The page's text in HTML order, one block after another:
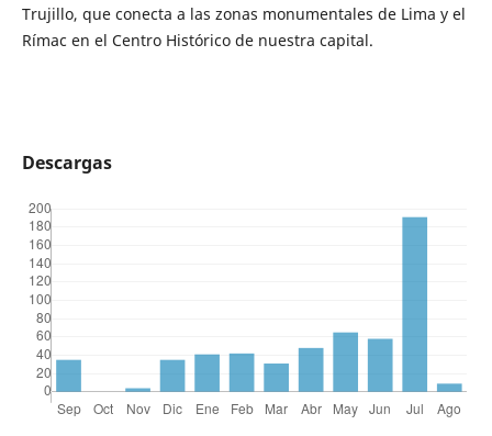
Trujillo, que conecta a las zonas monumentales de Lima y el
Rímac en el Centro Histórico de nuestra capital.
Descargas